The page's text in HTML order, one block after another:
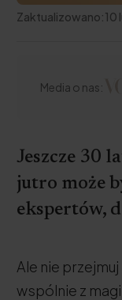
Zaktualizowano:10
Media o nas:
Jeszcze 30
jutro może
ekspertów,
Ale nie
wspólnie z